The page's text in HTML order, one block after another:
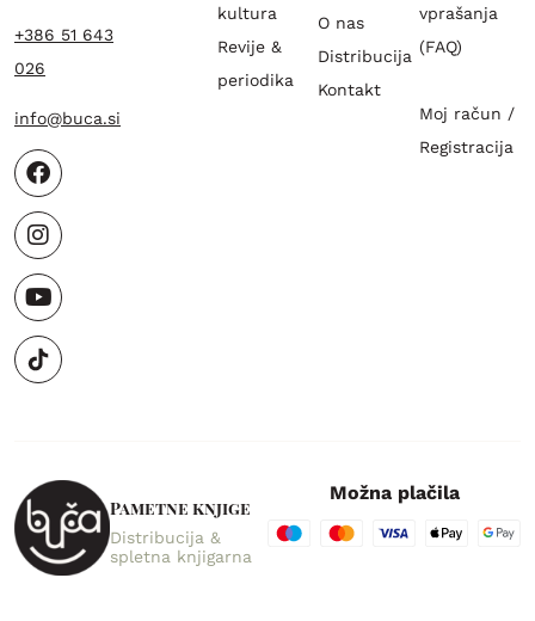
+386 51 643
026
info@buca.si
kultura
Revije &
periodika
O nas
Distribucija
Kontakt
vprašanja
(FAQ)
Moj račun /
Registracija
Pametne knjige
Distribucija &
spletna knjigarna
Možna plačila